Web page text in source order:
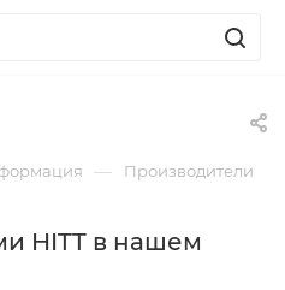
— Производители
HITT в нашем